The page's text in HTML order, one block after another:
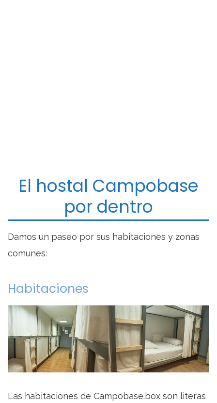
El hostal Campobase
por dentro
Damos un paseo por sus habitaciones y zonas
comunes:
Habitaciones
Las habitaciones de Campobase.box son literas